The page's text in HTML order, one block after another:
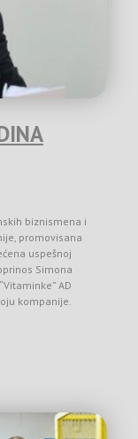
biznismena i
promovisana
uspešnoj
Simona
AD
kompanije.